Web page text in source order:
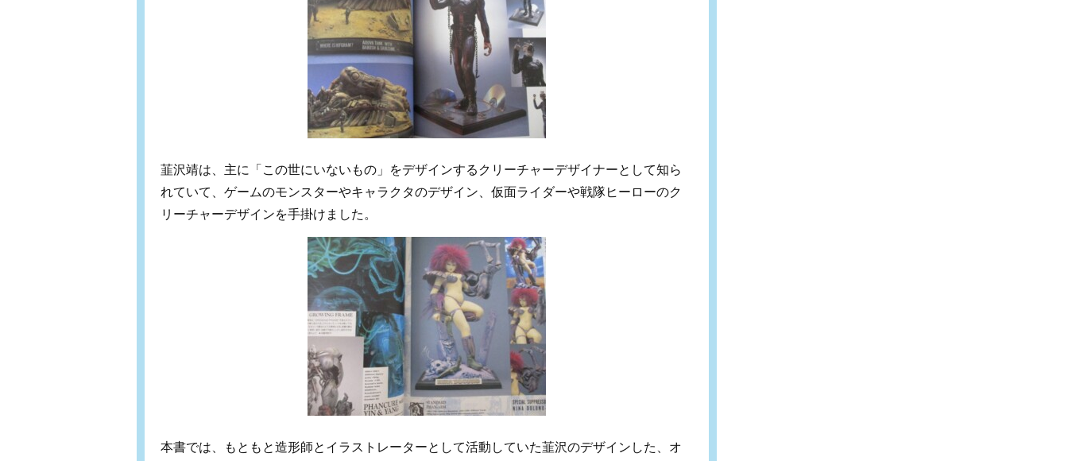
韮沢靖は、主に「この世にいないもの」をデザインするクリーチャーデザイナーとして知ら
れていて、ゲームのモンスターやキャラクタのデザイン、仮面ライダーや戦隊ヒーローのク
リーチャーデザインを手掛けました。
本書では、もともと造形師とイラストレーターとして活動していた韮沢のデザインした、オ